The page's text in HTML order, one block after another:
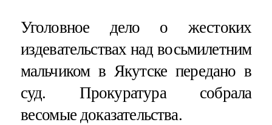
Уголовное дело о жестоких
издевательствах над восьмилетним
мальчиком в Якутске передано в
суд. Прокуратура собрала
весомые доказательства.